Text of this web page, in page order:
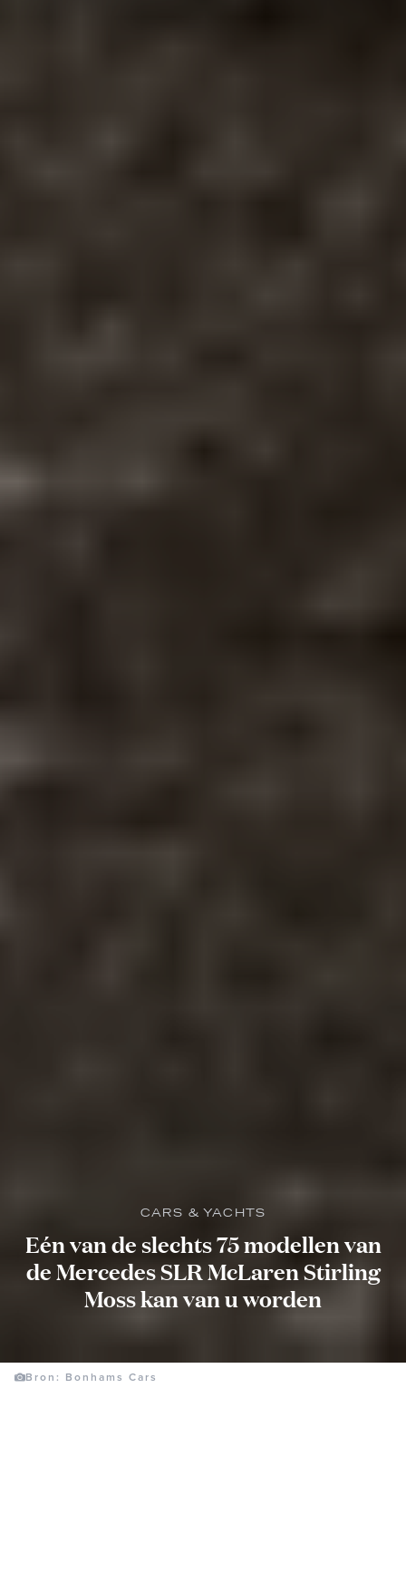
CARS & YACHTS
Eén van de slechts 75 modellen van
de Mercedes SLR McLaren Stirling
Moss kan van u worden
Bron: Bonhams Cars